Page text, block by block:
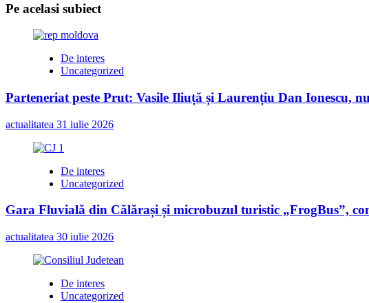
Pe acelasi subiect
De interes
Uncategorized
Parteneriat peste Prut: Vasile Iliuță și Laurențiu Dan Ionescu,
actualitatea 31 iulie 2026
De interes
Uncategorized
Gara Fluvială din Călărași și microbuzul turistic „FrogBus”,
actualitatea 30 iulie 2026
De interes
Uncategorized